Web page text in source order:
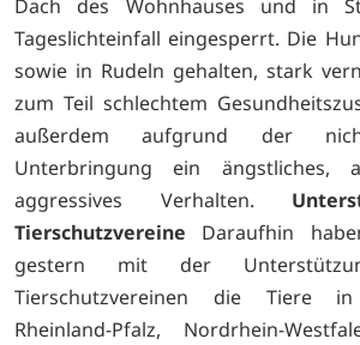
Dach des Wohnhauses und in
Tageslichteinfall eingesperrt. Die
sowie in Rudeln gehalten, stark
zum Teil schlechtem
außerdem aufgrund der
Unterbringung ein ängstliches,
aggressives Verhalten.
Tierschutzvereine Daraufhin
gestern mit der
Tierschutzvereinen die Tiere
Rheinland-Pfalz, Nordrhein-